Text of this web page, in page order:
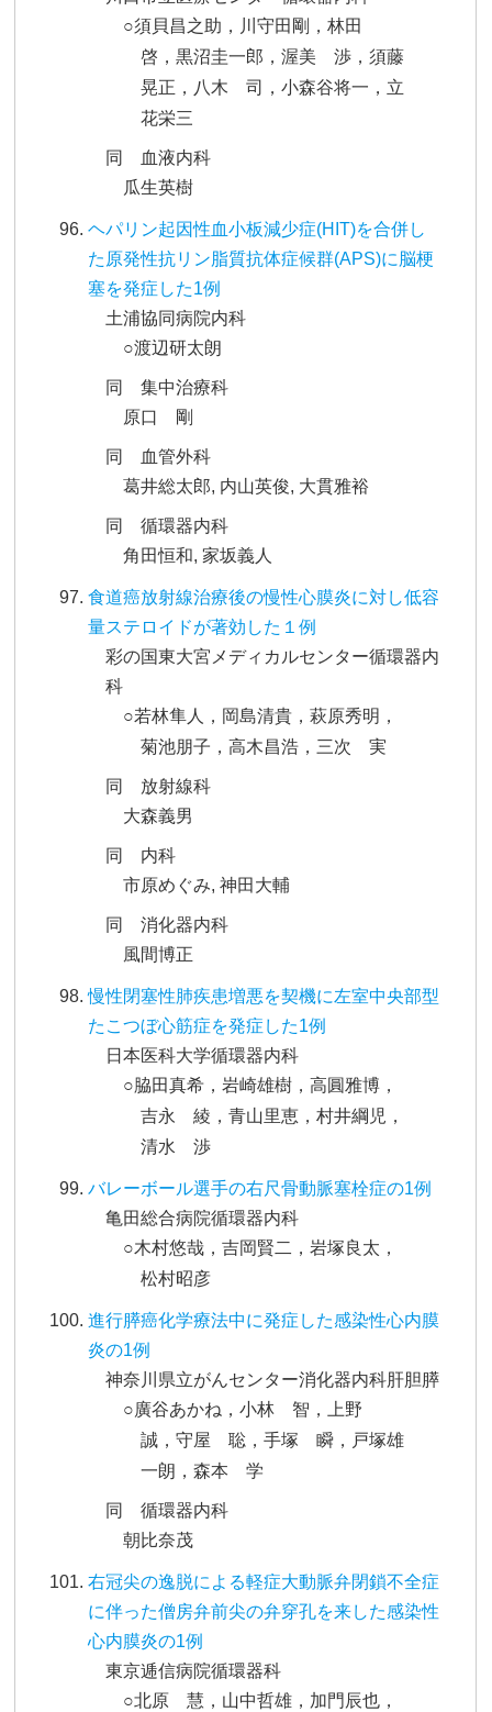
○須貝昌之助，川守田剛，林田
啓，黒沼圭一郎，渥美 渉，須藤
晃正，八木 司，小森谷将一，立
花栄三
同 血液内科
瓜生英樹
ヘパリン起因性血小板減少症(HIT)を合併し
た原発性抗リン脂質抗体症候群(APS)に脳梗
塞を発症した1例
土浦協同病院内科
○渡辺研太朗
同 集中治療科
原口 剛
同 血管外科
葛井総太郎, 内山英俊, 大貫雅裕
同 循環器内科
角田恒和, 家坂義人
食道癌放射線治療後の慢性心膜炎に対し低容
量ステロイドが著効した１例
彩の国東大宮メディカルセンター循環器内
科
○若林隼人，岡島清貴，萩原秀明，
菊池朋子，高木昌浩，三次 実
同 放射線科
大森義男
同 内科
市原めぐみ, 神田大輔
同 消化器内科
風間博正
慢性閉塞性肺疾患増悪を契機に左室中央部型
たこつぼ心筋症を発症した1例
日本医科大学循環器内科
○脇田真希，岩崎雄樹，高圓雅博，
吉永 綾，青山里恵，村井綱児，
清水 渉
バレーボール選手の右尺骨動脈塞栓症の1例
亀田総合病院循環器内科
○木村悠哉，吉岡賢二，岩塚良太，
松村昭彦
進行膵癌化学療法中に発症した感染性心内膜
炎の1例
神奈川県立がんセンター消化器内科肝胆膵
○廣谷あかね，小林 智，上野
誠，守屋 聡，手塚 瞬，戸塚雄
一朗，森本 学
同 循環器内科
朝比奈茂
右冠尖の逸脱による軽症大動脈弁閉鎖不全症
に伴った僧房弁前尖の弁穿孔を来した感染性
心内膜炎の1例
東京逓信病院循環器科
○北原 慧，山中哲雄，加門辰也，